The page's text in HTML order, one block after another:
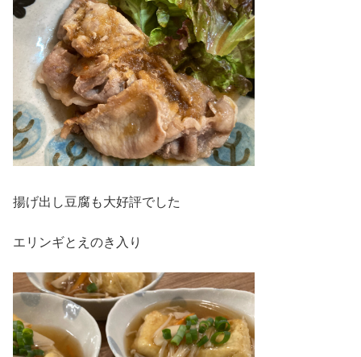
揚げ出し豆腐も大好評でした
エリンギとえのき入り